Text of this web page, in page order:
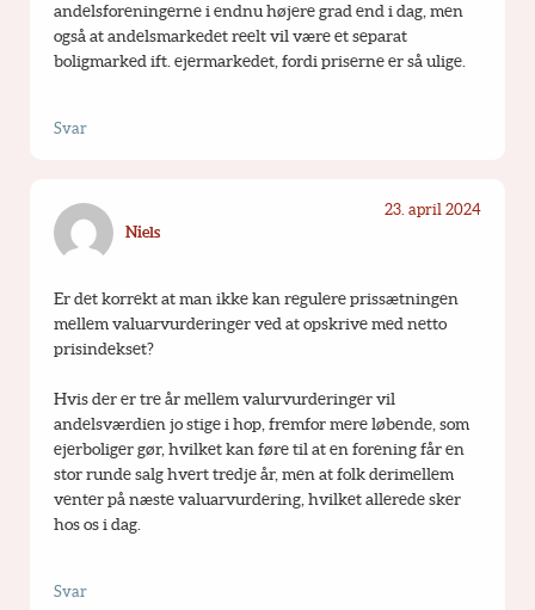
andelsforeningerne i endnu højere grad end i dag, men
også at andelsmarkedet reelt vil være et separat
boligmarked ift. ejermarkedet, fordi priserne er så ulige.
Svar
Niels
23. april 2024
Er det korrekt at man ikke kan regulere prissætningen
mellem valuarvurderinger ved at opskrive med netto
prisindekset?
Hvis der er tre år mellem valurvurderinger vil
andelsværdien jo stige i hop, fremfor mere løbende, som
ejerboliger gør, hvilket kan føre til at en forening får en
stor runde salg hvert tredje år, men at folk derimellem
venter på næste valuarvurdering, hvilket allerede sker
hos os i dag.
Svar